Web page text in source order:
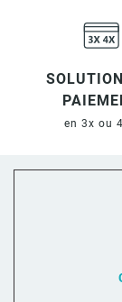
en 3x ou